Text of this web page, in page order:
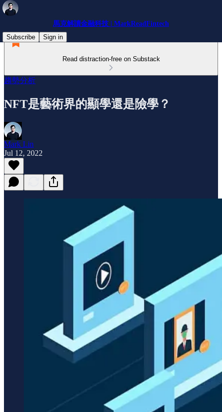
馬克解讀金融科技 | MarkReadFintech
Subscribe
Sign in
Read distraction-free on Substack
趨勢分析
NFT是藝術界的顯學還是險學？
Mark Lin
Jul 12, 2022